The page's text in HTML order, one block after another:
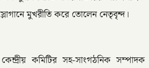
মুখরীতি করে তোলেন নেতৃবৃন্দ।
কমিটির সহ-সাংগঠনিক সম্পাদক